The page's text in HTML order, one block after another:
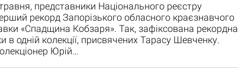
представники Національного реєстру
рекорд Запорізького обласного краєзнавчого
«Спадщина Кобзаря». Так, зафіксована рекордна
в одній колекції, присвячених Тарасу Шевченку.
Юрій…